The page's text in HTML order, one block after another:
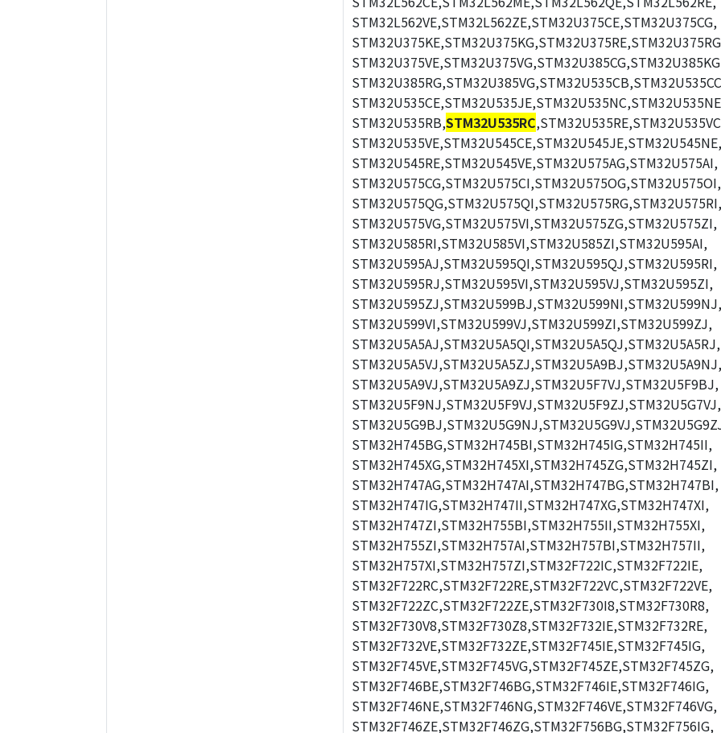
STM32L562VE,STM32L562ZE,STM32U375CE,STM32U375CG,
STM32U535RB,STM32U535RC
STM32U535VE,STM32U545CE,STM32U545JE,STM32U545NE,
STM32U545RE,STM32U545VE,STM32U575AG,STM32U575AI,
STM32U575CG,STM32U575CI,STM32U575OG,STM32U575OI,
STM32U575QG,STM32U575QI,STM32U575RG,STM32U575RI,
STM32U575VG,STM32U575VI,STM32U575ZG,STM32U575ZI,
STM32U585RI,STM32U585VI,STM32U585ZI,STM32U595AI,
STM32U595AJ,STM32U595QI,STM32U595QJ,STM32U595RI,
STM32U595RJ,STM32U595VI,STM32U595VJ,STM32U595ZI,
STM32U595ZJ,STM32U599BJ,STM32U599NI,STM32U599NJ,
STM32U599VI,STM32U599VJ,STM32U599ZI,STM32U599ZJ,
STM32U5A5AJ,STM32U5A5QI,STM32U5A5QJ,STM32U5A5RJ,
STM32U5A5VJ,STM32U5A5ZJ,STM32U5A9BJ,STM32U5A9NJ,
STM32U5A9VJ,STM32U5A9ZJ,STM32U5F7VJ,STM32U5F9BJ,
STM32U5F9NJ,STM32U5F9VJ,STM32U5F9ZJ,STM32U5G7VJ,
STM32H745BG,STM32H745BI,STM32H745IG,STM32H745II,
STM32H745XG,STM32H745XI,STM32H745ZG,STM32H745ZI,
STM32H747AG,STM32H747AI,STM32H747BG,STM32H747BI,
STM32H747IG,STM32H747II,STM32H747XG,STM32H747XI,
STM32H747ZI,STM32H755BI,STM32H755II,STM32H755XI,
STM32H755ZI,STM32H757AI,STM32H757BI,STM32H757II,
STM32H757XI,STM32H757ZI,STM32F722IC,STM32F722IE,
STM32F722RC,STM32F722RE,STM32F722VC,STM32F722VE,
STM32F722ZC,STM32F722ZE,STM32F730I8,STM32F730R8,
STM32F730V8,STM32F730Z8,STM32F732IE,STM32F732RE,
STM32F732VE,STM32F732ZE,STM32F745IE,STM32F745IG,
STM32F745VE,STM32F745VG,STM32F745ZE,STM32F745ZG,
STM32F746BE,STM32F746BG,STM32F746IE,STM32F746IG,
STM32F746NE,STM32F746NG,STM32F746VE,STM32F746VG,
STM32F746ZE,STM32F746ZG,STM32F756BG,STM32F756IG,